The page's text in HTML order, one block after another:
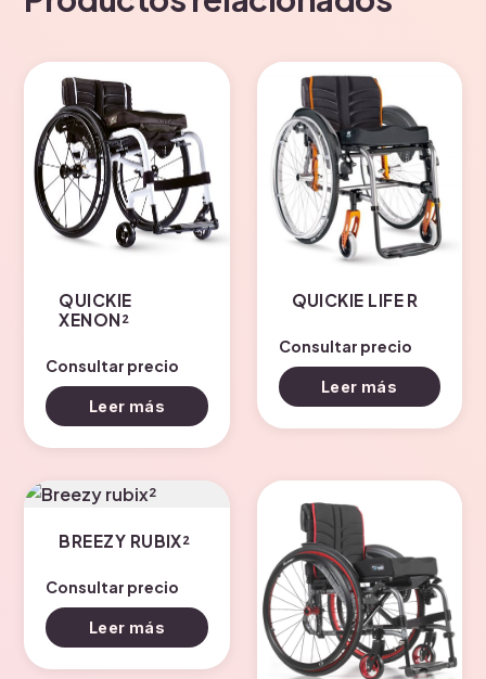
QUICKIE
XENON²
Consultar precio
Leer más
QUICKIE LIFE R
Consultar precio
Leer más
BREEZY RUBIX²
Consultar precio
Leer más